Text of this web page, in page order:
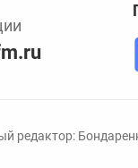
редактор: